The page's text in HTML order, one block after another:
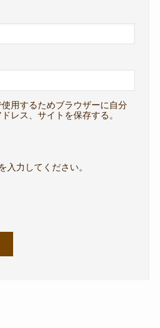
用するためブラウザーに自分
レス、サイトを保存する。
入力してください。